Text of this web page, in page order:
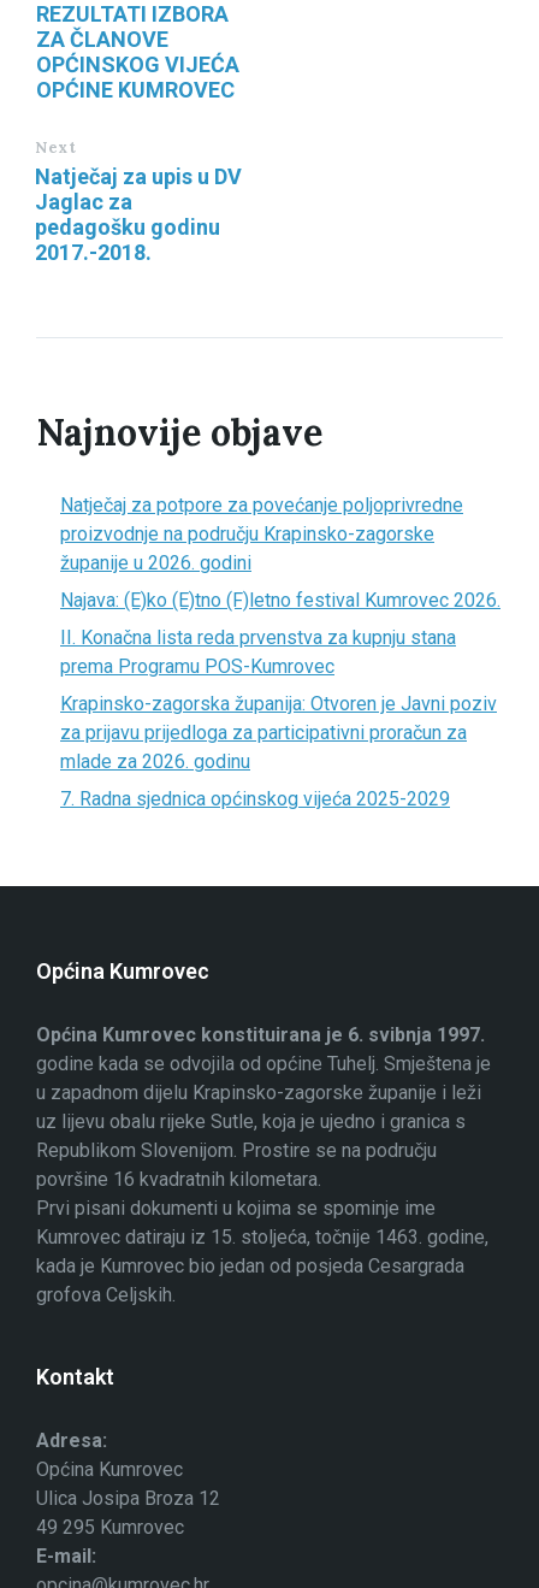
REZULTATI IZBORA
ZA ČLANOVE
OPĆINSKOG VIJEĆA
OPĆINE KUMROVEC
Next
Natječaj za upis u DV
Jaglac za
pedagošku godinu
2017.-2018.
Najnovije objave
Natječaj za potpore za povećanje poljoprivredne
proizvodnje na području Krapinsko-zagorske
županije u 2026. godini
Najava: (E)ko (E)tno (F)letno festival Kumrovec 2026.
II. Konačna lista reda prvenstva za kupnju stana
prema Programu POS-Kumrovec
Krapinsko-zagorska županija: Otvoren je Javni poziv
za prijavu prijedloga za participativni proračun za
mlade za 2026. godinu
7. Radna sjednica općinskog vijeća 2025-2029
Općina Kumrovec
Općina Kumrovec konstituirana je 6. svibnja 1997.
godine kada se odvojila od općine Tuhelj. Smještena je
u zapadnom dijelu Krapinsko-zagorske županije i leži
uz lijevu obalu rijeke Sutle, koja je ujedno i granica s
Republikom Slovenijom. Prostire se na području
površine 16 kvadratnih kilometara.
Prvi pisani dokumenti u kojima se spominje ime
Kumrovec datiraju iz 15. stoljeća, točnije 1463. godine,
kada je Kumrovec bio jedan od posjeda Cesargrada
grofova Celjskih.
Kontakt
Adresa:
Općina Kumrovec
Ulica Josipa Broza 12
49 295 Kumrovec
E-mail: